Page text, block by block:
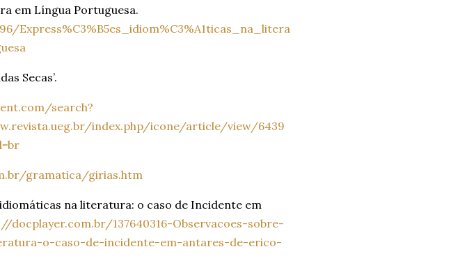
em Língua Portuguesa.
Express%C3%B5es_idiom%C3%A1ticas_na_litera
Secas’.
search?
index.php/icone/article/view/6439
gramatica/girias.htm
na literatura: o caso de Incidente em
docplayer.com.br/137640316-Observacoes-sobre-
o-caso-de-incidente-em-antares-de-erico-